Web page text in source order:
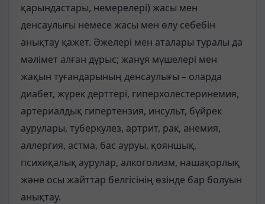
қарындастары, немерелері) жасы мен
денсаулығы немесе жасы мен өлу себебін
анықтау қажет. Әжелері мен аталары туралы да
мәлімет алған дұрыс; жанұя мүшелері мен
жақын туғандарының денсаулығы – оларда
диабет, жүрек дерттері, гиперхолестеринемия,
артериалдық гипертензия, инсульт, бүйрек
аурулары, туберкулез, артрит, рак, анемия,
аллергия, астма, бас ауруы, қояншық,
психиқалық аурулар, алкоголизм, нашақорлық
және осы жайттар белгісінің өзінде бар болуын
анықтау.